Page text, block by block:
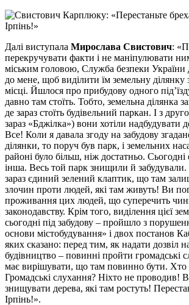
Далі виступала Мирослава Свистович:
перекручувати факти і не маніпулювати
міським головою, Служба безпеки України
до мене, щоб виділити їм земельну ділянку
місці. Йшлося про прибудову одного
давно там стоїть. Тобто, земельна ділянка
де зараз стоїть будівельний паркан. І з
зараз «Бджілка») вони хотіли надбудувати
Все! Коли я давала згоду на забудову
ділянки, то поруч був парк, і земельних
районі було більш, ніж достатньо. Сьогодні
інша. Весь той парк знищили й забудували.
зараз єдиний зелений клаптик, що там
злочин проти людей, які там живуть! Ви
проживання цих людей, що суперечить
законодавству. Крім того, виділення цієї
сьогодні під забудову – пройшло з
основи містобудування» і двох постанов
яких сказано: перед тим, як надати дозвіл
будівництво – повинні пройти громадські
має вирішувати, що там повинно бути. Хто
Громадські слухання? Ніхто не проводив!
знищувати дерева, які там ростуть!
Ірпінь!».